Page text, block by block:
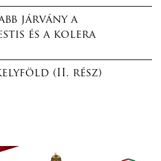
járvány a
és a kolera
(II. rész)